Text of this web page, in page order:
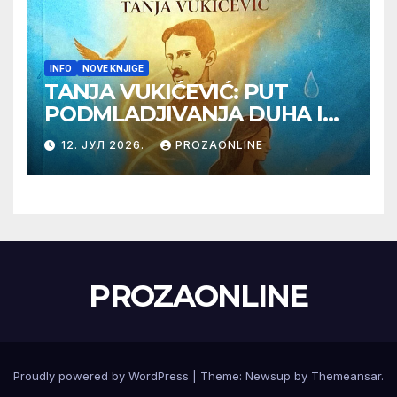
INFO NOVE KNJIGE
TANJA VUKIĆEVIĆ: PUT
PODMLADJIVANJA DUHA I
TELA SA TESLOM
12. ЈУЛ 2026. PROZAONLINE
PROZAONLINE
Proudly powered by WordPress Theme: Newsup by Themeansar.